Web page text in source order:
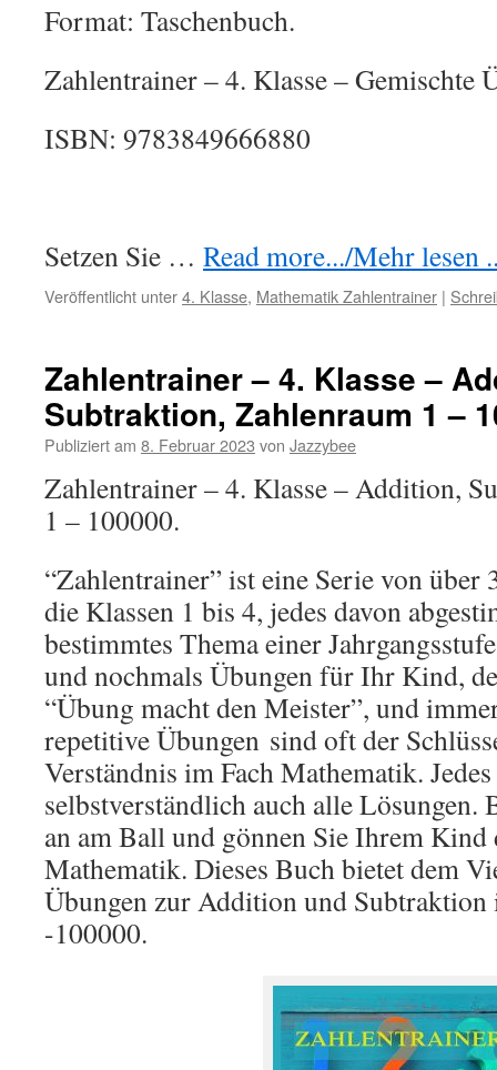
Format: Taschenbuch.
Zahlentrainer – 4. Klasse – Gemischte
ISBN: 9783849666880
Setzen Sie … Read more.../Mehr lesen
Veröffentlicht unter4. Klasse, Mathematik Zahlentrainer |
Zahlentrainer – 4. Klasse –
Subtraktion, Zahlenraum 1 –
Publiziert am 8. Februar 2023 von Jazzybee
Zahlentrainer – 4. Klasse – Addition,
1 – 100000.
“Zahlentrainer” ist eine Serie von
die Klassen 1 bis 4, jedes davon
bestimmtes Thema einer
und nochmals Übungen für Ihr Kind,
“Übung macht den Meister”, und
repetitive Übungen sind oft der
Verständnis im Fach Mathematik.
selbstverständlich auch alle Lösungen.
an am Ball und gönnen Sie Ihrem
Mathematik. Dieses Buch bietet dem
Übungen zur Addition und
-100000.